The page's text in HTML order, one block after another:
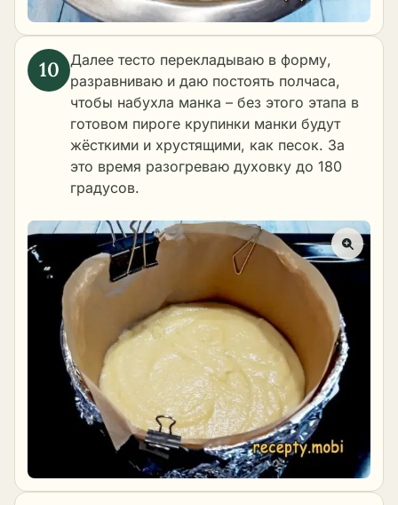
Далее тесто перекладываю в форму,
разравниваю и даю постоять полчаса,
чтобы набухла манка – без этого этапа в
готовом пироге крупинки манки будут
жёсткими и хрустящими, как песок. За
это время разогреваю духовку до 180
градусов.